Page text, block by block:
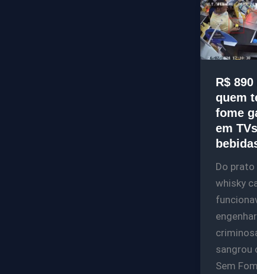
R$
quem
fome
em
Do prato
whisky
sangrou
Sem